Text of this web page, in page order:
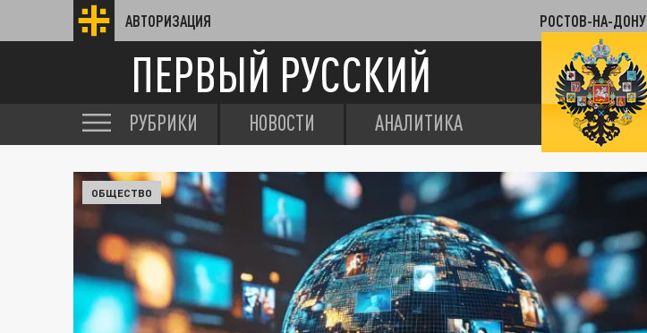
АВТОРИЗАЦИЯ РОСТОВ-НА-ДОНУ
ПЕРВЫЙ РУССКИЙ
РУБРИКИ НОВОСТИ АНАЛИТИКА
ОБЩЕСТВО